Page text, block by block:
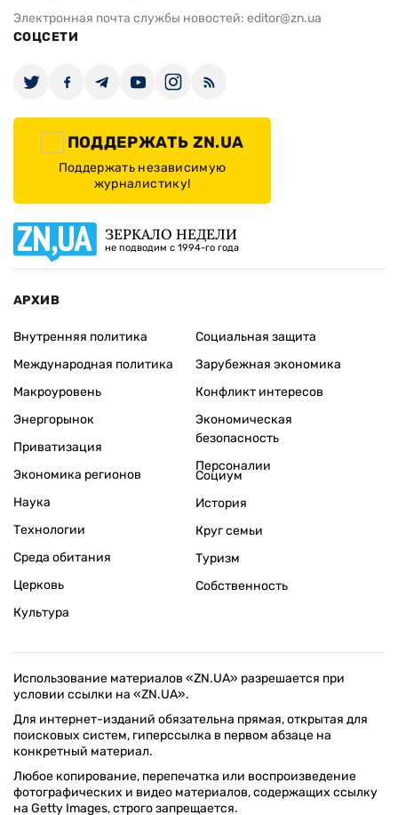
Электронная почта службы новостей: editor@zn.ua
СОЦСЕТИ
ПОДДЕРЖАТЬ ZN.UA
Поддержать независимую
журналистику!
ЗЕРКАЛО НЕДЕЛИ
не подводим с 1994-го года
АРХИВ
Внутренняя политика
Международная политика
Макроуровень
Энергорынок
Приватизация
Экономика регионов
Социальная защита
Зарубежная экономика
Конфликт интересов
Экономическая
безопасность
Персоналии
Наука
Технологии
Среда обитания
Церковь
Культура
Социум
История
Круг семьи
Туризм
Собственность
Использование материалов «ZN.UA» разрешается при
условии ссылки на «ZN.UA».
Для интернет-изданий обязательна прямая, открытая для
поисковых систем, гиперссылка в первом абзаце на
конкретный материал.
Любое копирование, перепечатка или воспроизведение
фотографических и видео материалов, содержащих ссылку
на Getty Images, строго запрещается.